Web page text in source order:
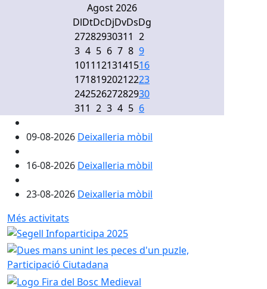
Agost 2026
DlDtDcDjDvDsDg
27282930311 2
3 4 5 6 7 8 9
10111213141516
17181920212223
24252627282930
311 2 3 4 5 6
09-08-2026 Deixalleria mòbil
16-08-2026 Deixalleria mòbil
23-08-2026 Deixalleria mòbil
Més activitats